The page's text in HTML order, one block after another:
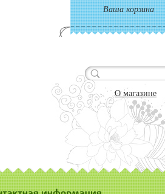
Ваша корзина
О магазине